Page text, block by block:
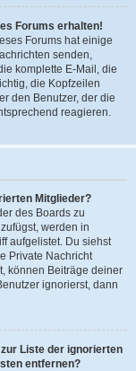
Forums erhalten!
Forums hat einige
senden,
komplette E-Mail, die
die Kopfzeilen
den Benutzer, der die
reagieren.
Mitglieder?
des Boards zu
werden in
aufgelistet. Du siehst
Private Nachricht
können Beiträge deiner
ignorierst, dann
Liste der ignorierten
entfernen?